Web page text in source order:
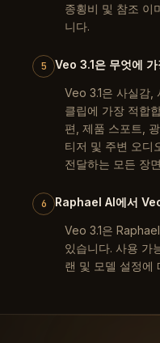
종횡비 및 참조 이
니다.
5 Veo 3.1은 무엇에
Veo 3.1은 사실감,
클립에 가장 적합
편, 제품 스포트,
티저 및 주변 오디
전달하는 모든 장
6 Raphael AI에서
Veo 3.1은
있습니다. 사용 가
랜 및 모델 설정에